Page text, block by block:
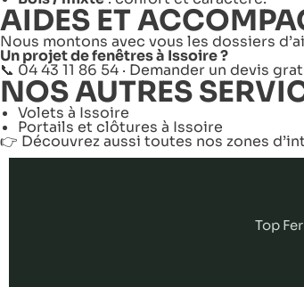
AIDES ET
Nous montons avec vous les dossiers d’
Un projet de fenêtres à Issoire ?
📞 04 43 11 86 54 · Demander un devis
NOS AUTRES
Volets à Issoire
Portails et clôtures à Issoire
👉 Découvrez aussi toutes nos zones
Top